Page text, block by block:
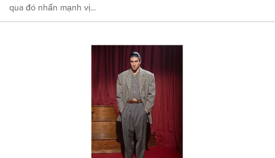
qua đó nhấn mạnh vị...